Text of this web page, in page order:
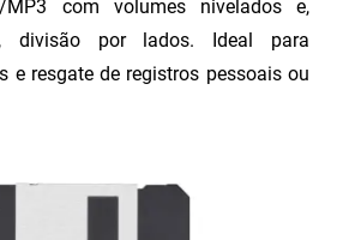
MP3 com volumes nivelados e,
divisão por lados. Ideal para
e resgate de registros pessoais ou